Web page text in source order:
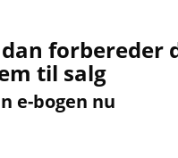
forbereder
til salg
e-bogen nu